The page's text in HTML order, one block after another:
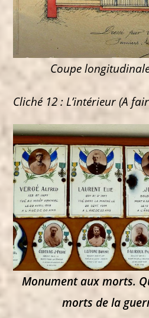
Coupe
Cliché 12 : L’intérieur (A
Monument aux morts.
morts de la